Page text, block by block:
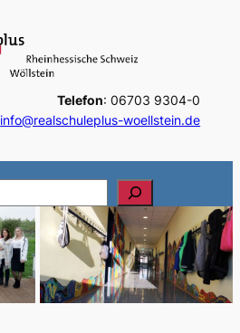
Telefon: 06703 9304-0
info@realschuleplus-woellstein.de